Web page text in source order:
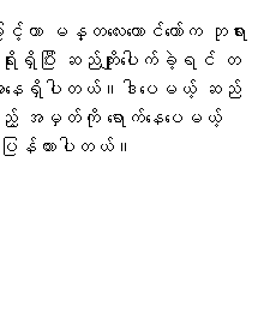
ဟာ မန္တလေးတောင်တော်က ဘုရား
ပြီး ဆည်ကျိုးပေါက်ခဲ့ရင် တ
နေရှိပါတယ်။ဒါပေမယ့် ဆည်
ြည့် အမှတ်ကို ရောက်နေပေမယ့်
ထားပါတယ်။